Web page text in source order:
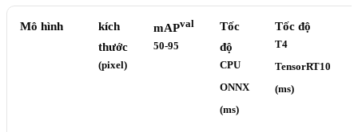
Mô hình
kích
thước
(pixel)
mAPval
50-95
Tốc
độ
CPU
ONNX
(ms)
Tốc độ
T4
TensorRT10
(ms)